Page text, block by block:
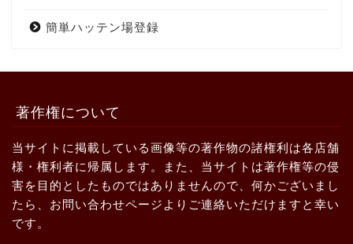
簡単ハッテン場登録
著作権について
当サイトに掲載している画像等の著作物の諸権利は各店舗
様・権利者に帰属します。また、当サイトは著作権等の侵
害を目的としたものではありませんので、何かございまし
たら、お問い合わせページよりご連絡いただけますと幸い
です。